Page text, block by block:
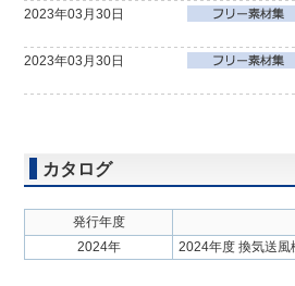
2023年03月30日
2023年03月30日
カタログ
発行年度
2024年
2024年度 換気送風